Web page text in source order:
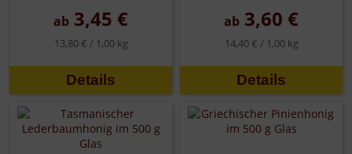
ab 3,45 €
13,80 € / 1,00 kg
Details
ab 3,60 €
14,40 € / 1,00 kg
Details